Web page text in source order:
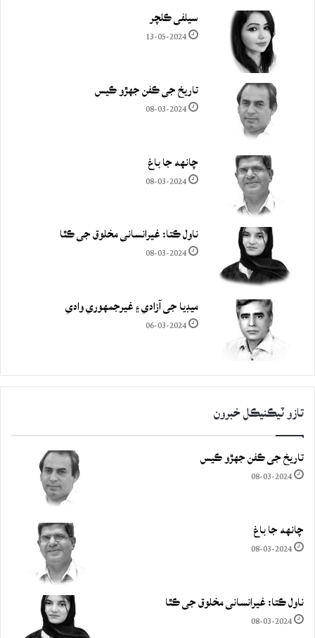
سيلفي ڪلچر
13-05-2024
تاريخ جي ڪفن جھڙو ڪيس
08-03-2024
چانهه جا باغ
08-03-2024
ناول ڪتا: غيرانساني مخلوق جي ڪٿا
08-03-2024
ميڊيا جي آزادي ۽ غيرجمھوري وادي
06-03-2024
تازو ٽيڪنيڪل خبرون
تاريخ جي ڪفن جھڙو ڪيس
08-03-2024
چانهه جا باغ
08-03-2024
ناول ڪتا: غيرانساني مخلوق جي ڪٿا
08-03-2024